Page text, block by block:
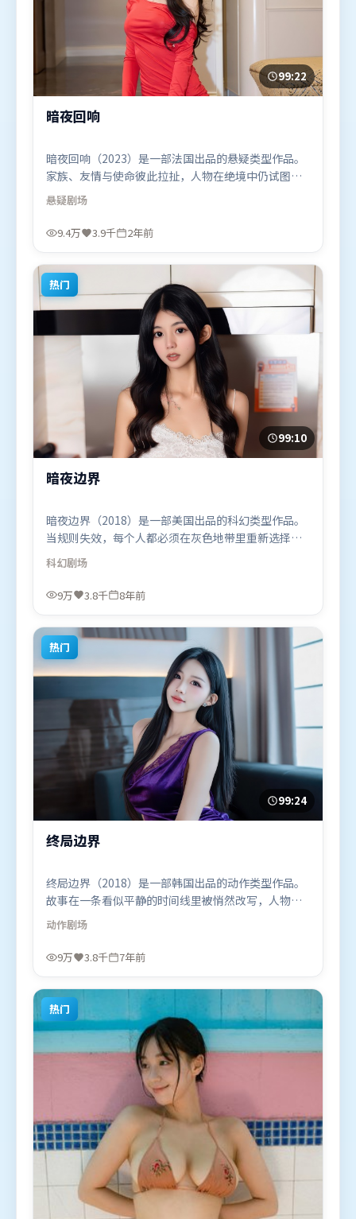
99:22
暗夜回响
暗夜回响（2023）是一部法国出品的悬疑类型作品。
家族、友情与使命彼此拉扯，人物在绝境中仍试图守
住心中微光。人物关系网复杂却不凌乱，每场对手戏
都推动信息增量。由娄烨执导，木村拓哉、全智贤、
古天乐，黄政民、白宇等联袂出演。影片于2023年11
题材的观众观看。
悬疑剧场
9.4万 3.9千 2年前
热门
99:10
暗夜边界
暗夜边界（2018）是一部美国出品的科幻类型作品。
当规则失效，每个人都必须在灰色地带里重新选择立
场与底线。叙事线索多线并进，最终在关键节点收
束。由程耳执导，易烊千玺、堺雅人、沈腾，刘亦
菲、谭卓、奥卡菲娜等联袂出演。影片于2018年1月
材的观众观看。
科幻剧场
9万 3.8千 8年前
热门
99:24
终局边界
终局边界（2018）是一部韩国出品的动作类型作品。
故事在一条看似平静的时间线里被悄然改写，人物被
迫直面过去与现在的撕裂。摄影与美术共同营造出强
烈地域气质，增强沉浸感。由娄烨执导，吴京、弗洛
伦丝·皮尤、李政宰，古天乐等联袂出演。影片于
喜欢动作题材的观众观看。
动作剧场
9万 3.8千 7年前
热门